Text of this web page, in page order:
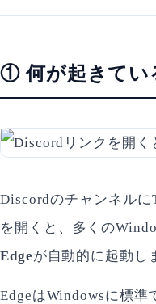
① 何が起きてい
Discordのチャンネル
を開くと、多くの
Edgeが自動的に起動し
EdgeはWindowsに標準